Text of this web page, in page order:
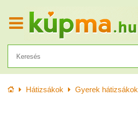
KezdőlapHátizsákok Gyerek hátizsákok